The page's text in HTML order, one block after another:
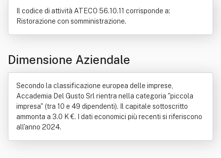
Il codice di attività ATECO 56.10.11 corrisponde a:
Ristorazione con somministrazione.
Dimensione Aziendale
Secondo la classificazione europea delle imprese,
Accademia Del Gusto Srl rientra nella categoria "piccola
impresa" (tra 10 e 49 dipendenti). Il capitale sottoscritto
ammonta a 3.0 K €. I dati economici più recenti si riferiscono
all'anno 2024.